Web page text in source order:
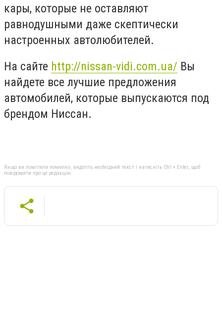
кары, которые не оставляют
равнодушными даже скептически
настроенных автолюбителей.
На сайте http://nissan-vidi.com.ua/ Вы
найдете все лучшие предложения
автомобилей, которые выпускаются под
брендом Ниссан.
Якщо ви помітили помилку, виділіть необхідний текст і натисніть Ctrl + Enter, щоб
повідомити про це редакцію